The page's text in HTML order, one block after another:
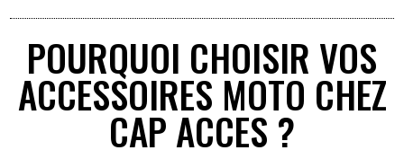
POURQUOI CHOISIR VOS
ACCESSOIRES MOTO CHEZ
CAP ACCES ?